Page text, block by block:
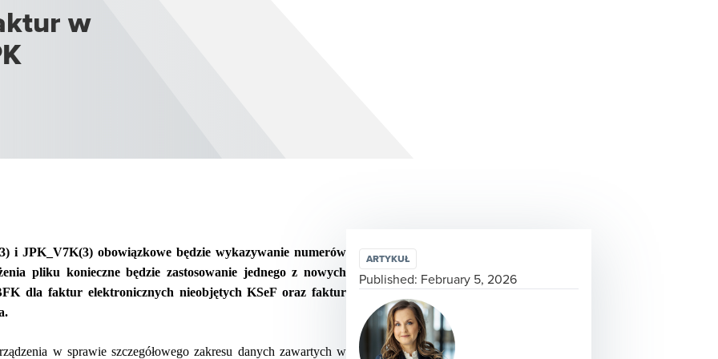
w
i JPK_V7K(3) obowiązkowe będzie wykazywanie numerów
pliku konieczne będzie zastosowanie jednego z nowych
dla faktur elektronicznych nieobjętych KSeF oraz faktur
w sprawie szczegółowego zakresu danych zawartych w
ARTYKUŁ
Published: February 5, 2026